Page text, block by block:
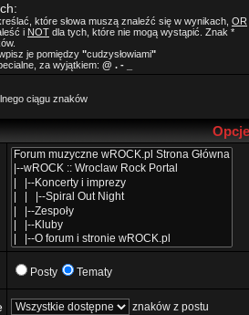
które słowa muszą znaleźć się w wynikach, OR
i NOT dla tych, które nie mogą wystąpić. Znak *
je pomiędzy "cudzysłowiami"
za wyjątkiem: @ . - _
ciągu znaków
Posty Tematy
znaków z postu